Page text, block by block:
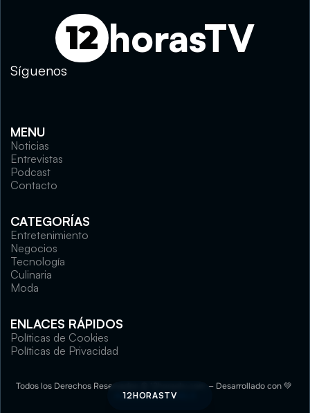
12 horasTV
Síguenos
MENU
Noticias
Entrevistas
Podcast
Contacto
CATEGORÍAS
Entretenimiento
Negocios
Tecnología
Culinaria
Moda
ENLACES RÁPIDOS
Políticas de Cookies
Políticas de Privacidad
ALEXLUNAFUNNELS
12HORASTV